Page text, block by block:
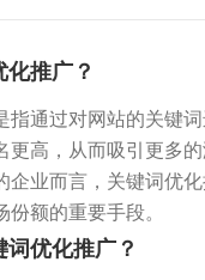
推广？
指通过对网站的关键
高，从而吸引更多的
企业而言，关键词优
额的重要手段。
优化推广？